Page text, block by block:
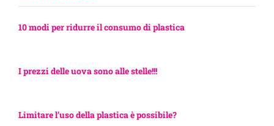
10 modi per ridurre il consumo di plastica
I prezzi delle uova sono alle stelle!!!
Limitare l’uso della plastica è possibile?